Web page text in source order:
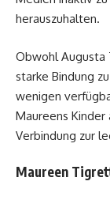
herauszuhalten.
Obwohl Augusta
starke Bindung
wenigen
Maureens
Verbindung zur
Maureen